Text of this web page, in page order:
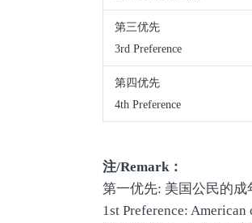
第三优先
3rd Preference
第四优先
4th Preference
注/Remark：
第一优先: 美国公民的成
1st Preference: